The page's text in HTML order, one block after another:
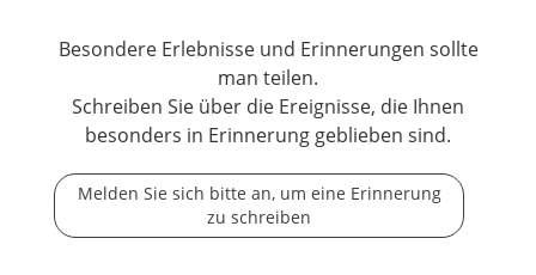
Besondere Erlebnisse und Erinnerungen sollte
man teilen.
Schreiben Sie über die Ereignisse, die Ihnen
besonders in Erinnerung geblieben sind.
Melden Sie sich bitte an, um eine Erinnerung
zu schreiben